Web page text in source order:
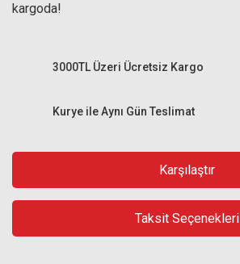
kargoda!
Kurye ile Aynı Gün Teslimat
3000TL Üzeri Ücretsiz Kargo
Karşılaştır
Taksit Seçenekleri